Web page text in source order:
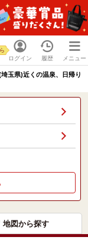
ログイン 履歴 メニュー
玉県)近くの温泉、日帰り
地図から探す